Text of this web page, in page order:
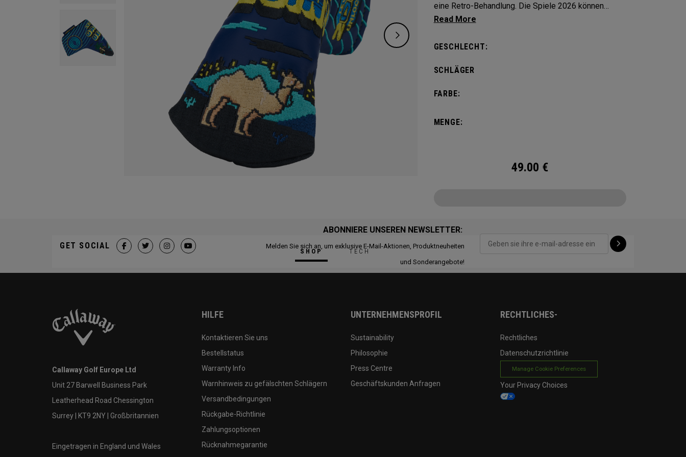
eine Retro-Behandlung. Die Spiele 2026 können
beginnen!
GESCHLECHT:
SCHLÄGER
FARBE:
MENGE:
49.00 €
SHOP TECH
ABONNIERE UNSEREN NEWSLETTER:
Melden Sie sich an, um exklusive E-Mail-Aktionen, Produktneuheiten
und Sonderangebote!
GET SOCIAL
Callaway Golf Europe Ltd
Unit 27 Barwell Business Park
Leatherhead Road Chessington
Surrey | KT9 2NY | Großbritannien
Eingetragen in England und Wales
HILFE
Kontaktieren Sie uns
Bestellstatus
Warranty Info
Warnhinweis zu gefälschten Schlägern
Versandbedingungen
Rückgabe-Richtlinie
Zahlungsoptionen
Rücknahmegarantie
UNTERNEHMENSPROFIL
Sustainability
Philosophie
Press Centre
Geschäftskunden Anfragen
RECHTLICHES-
Rechtliches
Datenschutzrichtlinie
Manage Cookie Preferences
Your Privacy Choices